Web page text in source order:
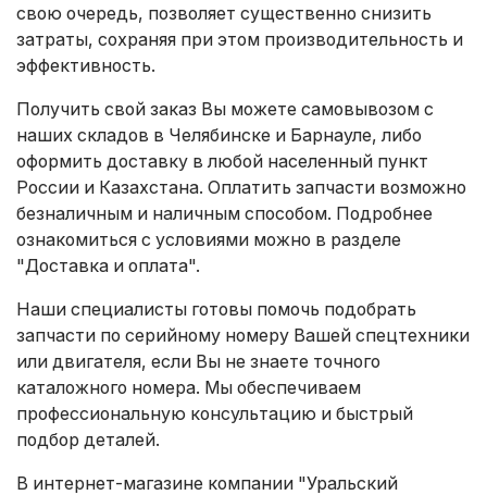
свою очередь, позволяет существенно снизить
затраты, сохраняя при этом производительность и
эффективность.
Получить свой заказ Вы можете самовывозом с
наших складов в Челябинске и Барнауле, либо
оформить доставку в любой населенный пункт
России и Казахстана. Оплатить запчасти возможно
безналичным и наличным способом. Подробнее
ознакомиться с условиями можно в разделе
"Доставка и оплата".
Наши специалисты готовы помочь подобрать
запчасти по серийному номеру Вашей спецтехники
или двигателя, если Вы не знаете точного
каталожного номера. Мы обеспечиваем
профессиональную консультацию и быстрый
подбор деталей.
В интернет-магазине компании "Уральский